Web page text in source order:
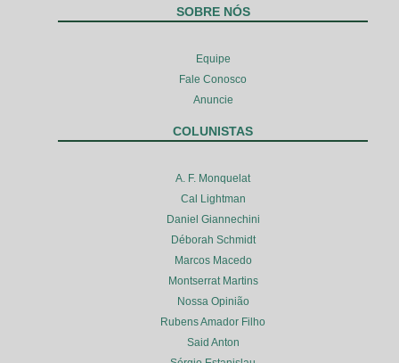
SOBRE NÓS
Equipe
Fale Conosco
Anuncie
COLUNISTAS
A. F. Monquelat
Cal Lightman
Daniel Giannechini
Déborah Schmidt
Marcos Macedo
Montserrat Martins
Nossa Opinião
Rubens Amador Filho
Said Anton